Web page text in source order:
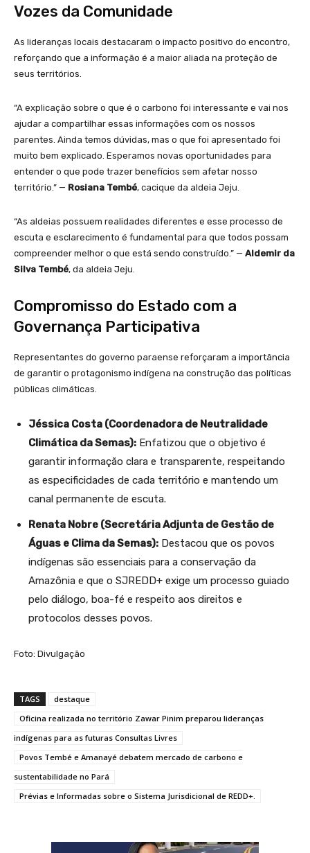
Vozes da Comunidade
As lideranças locais destacaram o impacto positivo do encontro,
reforçando que a informação é a maior aliada na proteção de
seus territórios.
“A explicação sobre o que é o carbono foi interessante e vai nos
ajudar a compartilhar essas informações com os nossos
parentes. Ainda temos dúvidas, mas o que foi apresentado foi
muito bem explicado. Esperamos novas oportunidades para
entender o que pode trazer benefícios sem afetar nosso
território.” — Rosiana Tembé, cacique da aldeia Jeju.
“As aldeias possuem realidades diferentes e esse processo de
escuta e esclarecimento é fundamental para que todos possam
compreender melhor o que está sendo construído.” — Aldemir da
Silva Tembé, da aldeia Jeju.
Compromisso do Estado com a
Governança Participativa
Representantes do governo paraense reforçaram a importância
de garantir o protagonismo indígena na construção das políticas
públicas climáticas.
Jéssica Costa (Coordenadora de Neutralidade
Climática da Semas): Enfatizou que o objetivo é
garantir informação clara e transparente, respeitando
as especificidades de cada território e mantendo um
canal permanente de escuta.
Renata Nobre (Secretária Adjunta de Gestão de
Águas e Clima da Semas): Destacou que os povos
indígenas são essenciais para a conservação da
Amazônia e que o SJREDD+ exige um processo guiado
pelo diálogo, boa-fé e respeito aos direitos e
protocolos desses povos.
Foto: Divulgação
TAGS
destaque
Oficina realizada no território Zawar Pinim preparou lideranças
indígenas para as futuras Consultas Livres
Povos Tembé e Amanayé debatem mercado de carbono e
sustentabilidade no Pará
Prévias e Informadas sobre o Sistema Jurisdicional de REDD+.